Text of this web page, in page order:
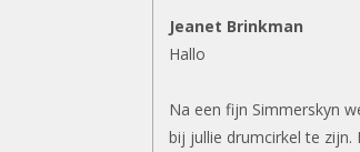
Jeanet Brinkman
Hallo
Na een fijn Simmerskyn
bij jullie drumcirkel te